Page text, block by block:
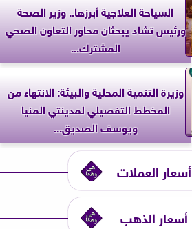
السياحة العلاجية أبرزها.. وزير الصحة
ورئيس تشاد يبحثان محاور التعاون الصحي
المشترك...
وزيرة التنمية المحلية والبيئة: الانتهاء من
المخطط التفصيلي لمدينتي المنيا
ويوسف الصديق...
أسعار العملات
أسعار الذهب